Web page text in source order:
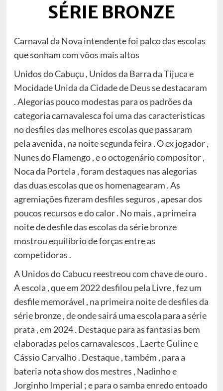
SÉRIE BRONZE
Carnaval da Nova intendente foi palco das escolas
que sonham com vôos mais altos
Unidos do Cabuçu , Unidos da Barra da Tijuca e
Mocidade Unida da Cidade de Deus se destacaram
. Alegorias pouco modestas para os padrões da
categoria carnavalesca foi uma das caracteristicas
no desfiles das melhores escolas que passaram
pela avenida , na noite segunda feira . O ex jogador ,
Nunes do Flamengo , e o octogenário compositor ,
Noca da Portela , foram destaques nas alegorias
das duas escolas que os homenagearam . As
agremiações fizeram desfiles seguros , apesar dos
poucos recursos e do calor . No mais , a primeira
noite de desfile das escolas da série bronze
mostrou equilíbrio de forças entre as
competidoras .
A Unidos do Cabucu reestreou com chave de ouro .
A escola , que em 2022 desfilou pela Livre , fez um
desfile memorável , na primeira noite de desfiles da
série bronze , de onde sairá uma escola para a série
prata , em 2024 . Destaque para as fantasias bem
elaboradas pelos carnavalescos , Laerte Guline e
Cássio Carvalho . Destaque , também , para a
bateria nota show dos mestres , Nadinho e
Jorginho Imperial ; e para o samba enredo entoado